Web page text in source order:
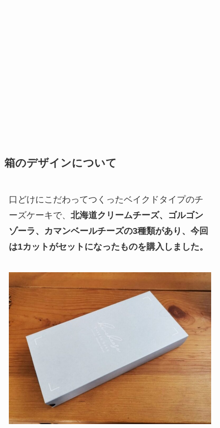
箱のデザインについて
口どけにこだわってつくったベイクドタイプのチ
ーズケーキで、 北海道クリームチーズ、ゴルゴン
ゾーラ、カマンベールチーズの3種類があり、今回
は1カットがセットになったものを購入しました。